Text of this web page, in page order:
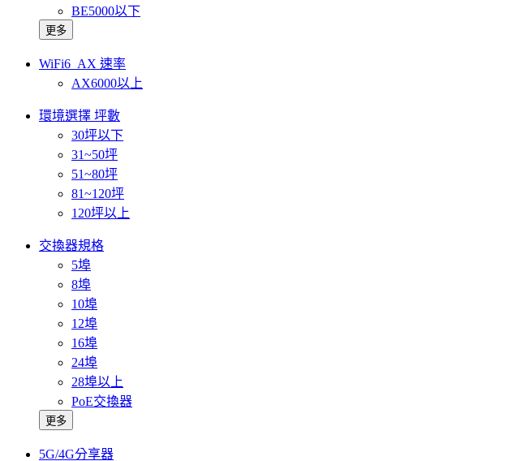
BE5000以下
更多
WiFi6_AX 速率
AX6000以上
環境選擇 坪數
30坪以下
31~50坪
51~80坪
81~120坪
120坪以上
交換器規格
5埠
8埠
10埠
12埠
16埠
24埠
28埠以上
PoE交換器
更多
5G/4G分享器